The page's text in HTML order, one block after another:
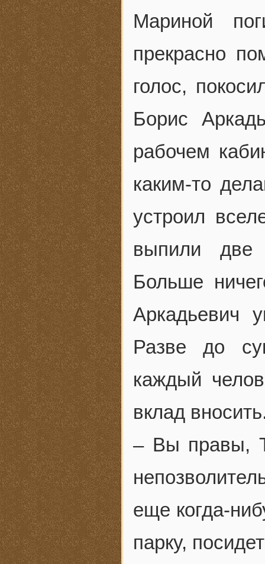
Мариной
прекрасно
голос,
Борис
рабочем
каким-то
устроил
выпили две
Больше
Аркадьевич
Разве до
каждый
вклад
– Вы правы,
еще когда-
парку,